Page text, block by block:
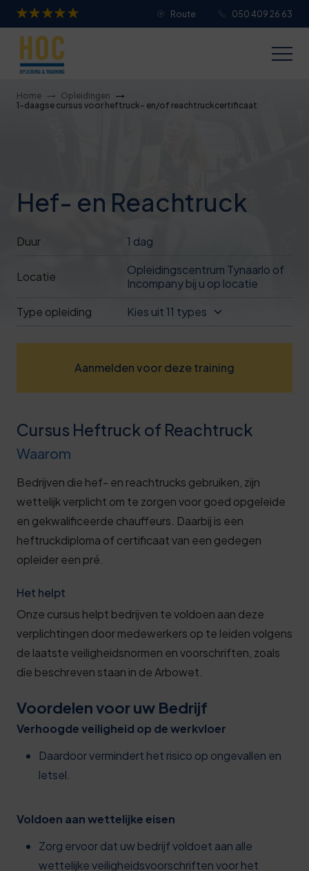
Route 050 409 26 63
Home
Opleidingen
1-daagse cursus voor heftruck- en/of reachtruckcertificaat
Hef- en Reachtruck
Duur 1 dag
Locatie
Opleidingscentrum Tynaarlo of
Incompany bij u op locatie
Type opleiding
Kies uit 11 types
Aanmelden voor deze training
Cursus Heftruck of Reachtruck
Waarom
Bedrijven die hef- en reachtrucks gebruiken, zijn
wettelijk verplicht om te zorgen voor goed opgeleide
en gekwalificeerde chauffeurs. Daarbij is een
heftruckdiploma of certificaat van een gedegen
opleider een pré.
Het helpt
Onze cursus helpt bedrijven te voldoen aan deze
verplichtingen door medewerkers op te leiden volgens
de laatste veiligheidsnormen en voorschriften, zoals
die beschreven staan in de Arbowet.
Voordelen voor uw Bedrijf
Verhoogde veiligheid op de werkvloer
Daardoor vermindert het risico op ongevallen en
letsel.
Voldoen aan wettelijke eisen
Zorg ervoor dat uw bedrijf voldoet aan alle
wettelijke veiligheidsvoorschriften voor het
Je overall waardering
Titel van je beoordeling
Je beoordeling
Jouw e-mailadres
Deze review is gebaseerd op mijn eigen
Verzend beoordeling